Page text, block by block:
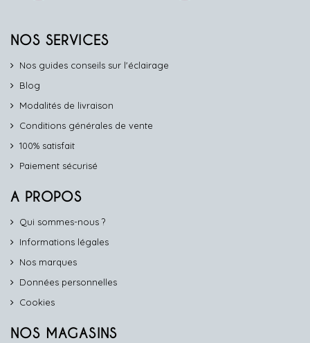
NOS SERVICES
Nos guides conseils sur l'éclairage
Blog
Modalités de livraison
Conditions générales de vente
100% satisfait
Paiement sécurisé
A PROPOS
Qui sommes-nous ?
Informations légales
Nos marques
Données personnelles
Cookies
NOS MAGASINS